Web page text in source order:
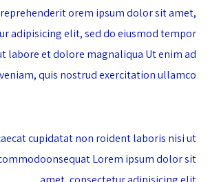
orem ipsum dolor sit amet,
adipisicing elit, sed do eiusmod tempor
labore et dolore magnaliqua Ut enim ad
quis nostrud exercitation ullamco.
cupidatat non roident laboris nisi ut
Lorem ipsum dolor sit